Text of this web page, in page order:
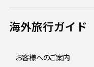
海外旅行ガイド
お客様へのご案内